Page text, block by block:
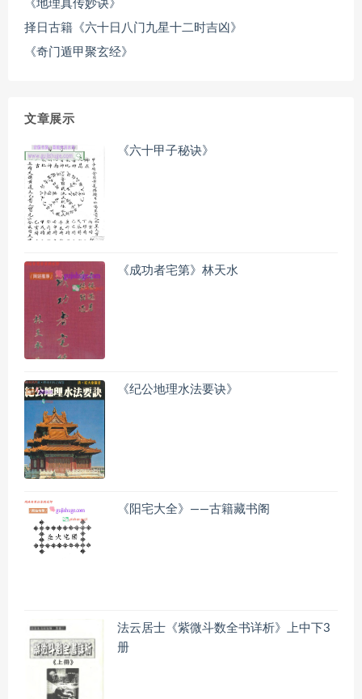
《地理真传妙诀》
择日古籍《六十日八门九星十二时吉凶》
《奇门遁甲聚玄经》
文章展示
《六十甲子秘诀》
《成功者宅第》林天水
《纪公地理水法要诀》
《阳宅大全》——古籍藏书阁
法云居士《紫微斗数全书详析》上中下3
册